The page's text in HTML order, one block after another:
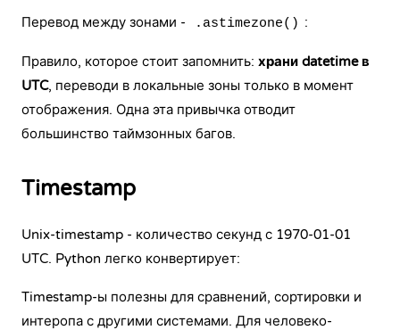
Перевод между зонами - .astimezone() :
Правило, которое стоит запомнить: храни datetime в
UTC, переводи в локальные зоны только в момент
отображения. Одна эта привычка отводит
большинство таймзонных багов.
Timestamp
Unix-timestamp - количество секунд с 1970-01-01
UTC. Python легко конвертирует:
Timestamp-ы полезны для сравнений, сортировки и
интеропа с другими системами. Для человеко-